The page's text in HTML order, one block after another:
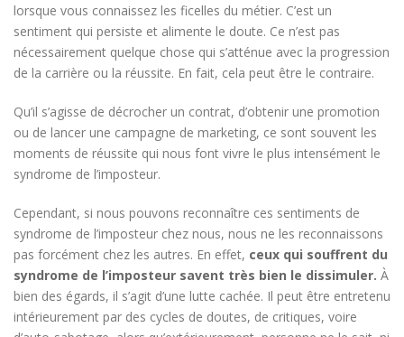
lorsque vous connaissez les ficelles du métier. C’est un
sentiment qui persiste et alimente le doute. Ce n’est pas
nécessairement quelque chose qui s’atténue avec la progression
de la carrière ou la réussite. En fait, cela peut être le contraire.
Qu’il s’agisse de décrocher un contrat, d’obtenir une promotion
ou de lancer une campagne de marketing, ce sont souvent les
moments de réussite qui nous font vivre le plus intensément le
syndrome de l’imposteur.
Cependant, si nous pouvons reconnaître ces sentiments de
syndrome de l’imposteur chez nous, nous ne les reconnaissons
pas forcément chez les autres. En effet, ceux qui souffrent du
syndrome de l’imposteur savent très bien le dissimuler. À
bien des égards, il s’agit d’une lutte cachée. Il peut être entretenu
intérieurement par des cycles de doutes, de critiques, voire